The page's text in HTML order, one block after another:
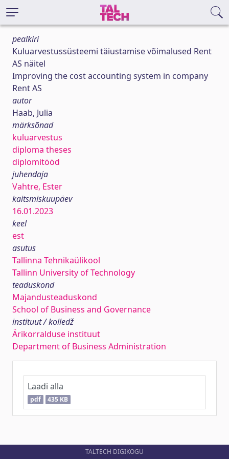
pealkiri
Kuluarvestussüsteemi täiustamise võimalused Rent
AS näitel
Improving the cost accounting system in company
Rent AS
autor
Haab, Julia
märksõnad
kuluarvestus
diploma theses
diplomitööd
juhendaja
Vahtre, Ester
kaitsmiskuupäev
16.01.2023
keel
est
asutus
Tallinna Tehnikaülikool
Tallinn University of Technology
teaduskond
Majandusteaduskond
School of Business and Governance
instituut / kolledž
Ärikorralduse instituut
Department of Business Administration
Laadi alla
pdf 435 KB
TALTECH DIGIKOGU